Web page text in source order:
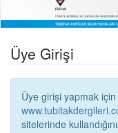
Üye Girişi
Üye girişi yapmak için
sitelerinde